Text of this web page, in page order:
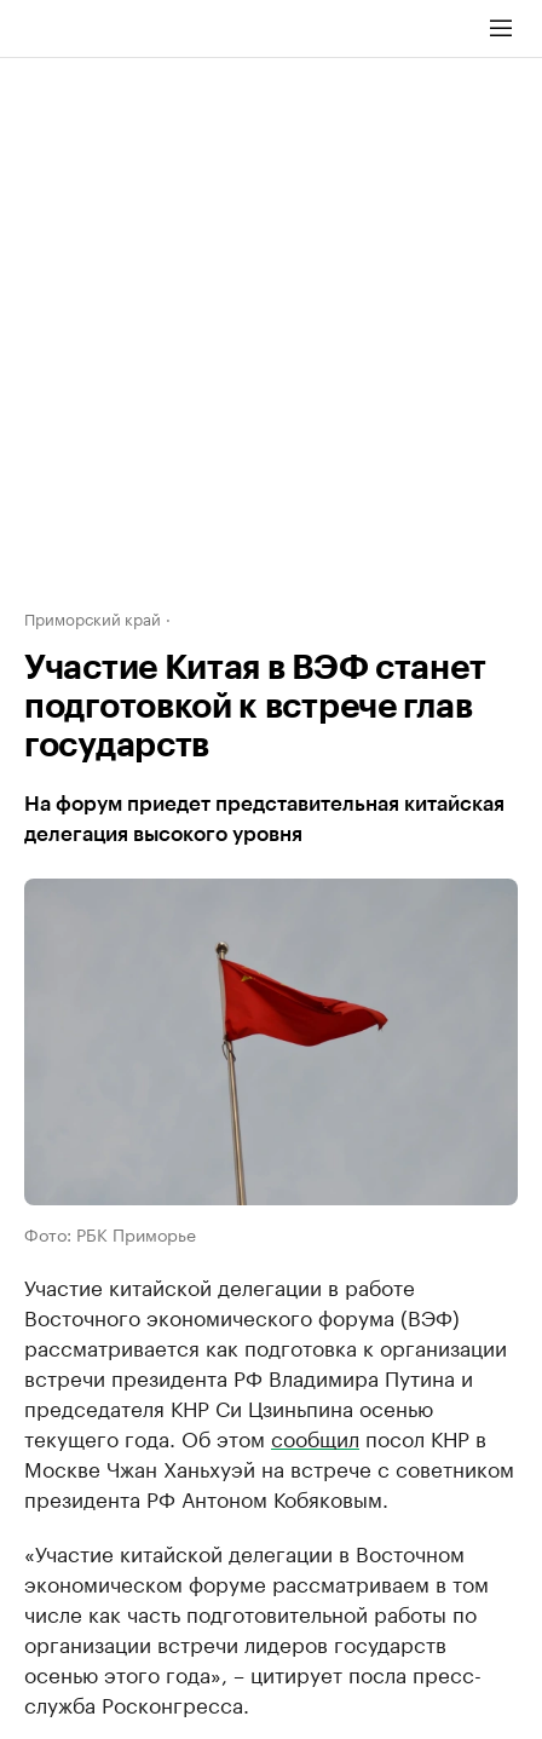
Приморский край
Участие Китая в ВЭФ станет
подготовкой к встрече глав
государств
На форум приедет представительная китайская
делегация высокого уровня
Фото: РБК Приморье
Участие китайской делегации в работе
Восточного экономического форума (ВЭФ)
рассматривается как подготовка к организации
встречи президента РФ Владимира Путина и
председателя КНР Си Цзиньпина осенью
текущего года. Об этом сообщил посол КНР в
Москве Чжан Ханьхуэй на встрече с советником
президента РФ Антоном Кобяковым.
«Участие китайской делегации в Восточном
экономическом форуме рассматриваем в том
числе как часть подготовительной работы по
организации встречи лидеров государств
осенью этого года», – цитирует посла пресс-
служба Росконгресса.